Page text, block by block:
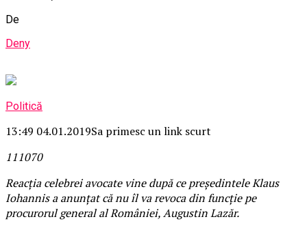
De
Deny
Politică
13:49 04.01.2019Sa primesc un link scurt
111070
Reacţia celebrei avocate vine după ce preşedintele Klaus
Iohannis a anunţat că nu îl va revoca din funcţie pe
procurorul general al României, Augustin Lazăr.